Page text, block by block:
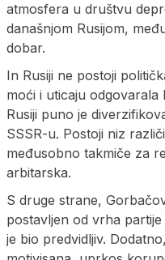
atmosfera u društvu
današnjom Rusijom,
dobar.
In Rusiji ne postoji
moći i uticaju odgovarala
Rusiji puno je
SSSR-u. Postoji niz
međusobno takmiče za
arbitarska.
S druge strane,
postavljen od vrha
je bio predvidljiv.